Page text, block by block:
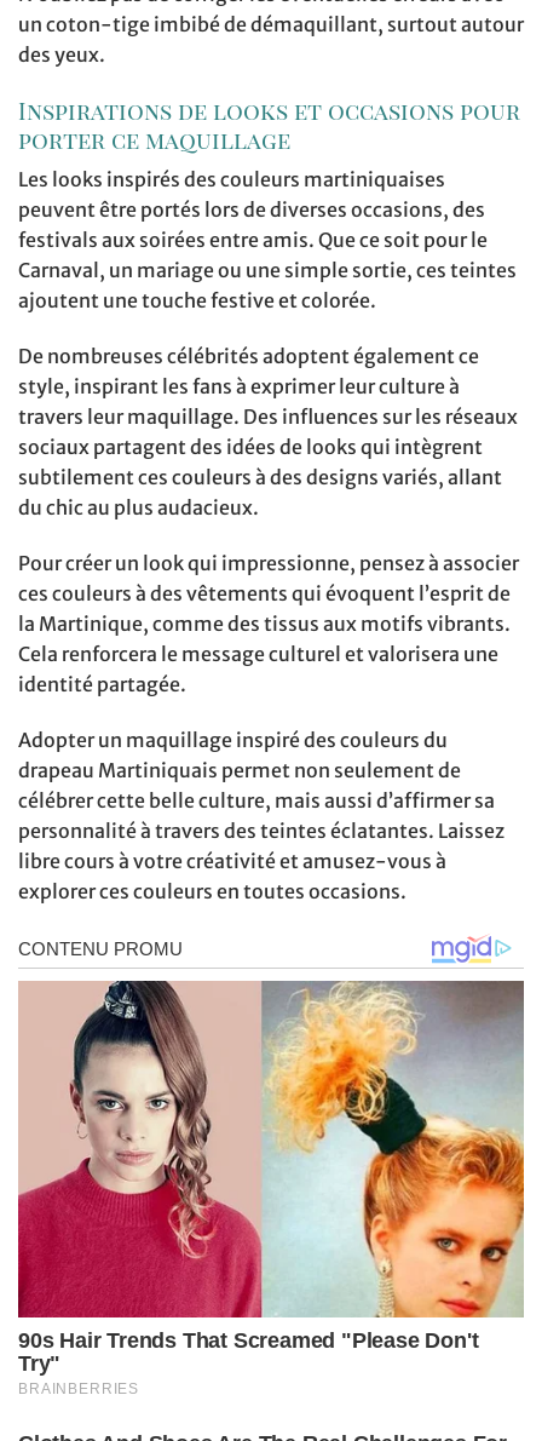
un coton-tige imbibé de démaquillant, surtout autour
des yeux.
Inspirations de looks et occasions pour
porter ce maquillage
Les looks inspirés des couleurs martiniquaises
peuvent être portés lors de diverses occasions, des
festivals aux soirées entre amis. Que ce soit pour le
Carnaval, un mariage ou une simple sortie, ces teintes
ajoutent une touche festive et colorée.
De nombreuses célébrités adoptent également ce
style, inspirant les fans à exprimer leur culture à
travers leur maquillage. Des influences sur les réseaux
sociaux partagent des idées de looks qui intègrent
subtilement ces couleurs à des designs variés, allant
du chic au plus audacieux.
Pour créer un look qui impressionne, pensez à associer
ces couleurs à des vêtements qui évoquent l’esprit de
la Martinique, comme des tissus aux motifs vibrants.
Cela renforcera le message culturel et valorisera une
identité partagée.
Adopter un maquillage inspiré des couleurs du
drapeau Martiniquais permet non seulement de
célébrer cette belle culture, mais aussi d’affirmer sa
personnalité à travers des teintes éclatantes. Laissez
libre cours à votre créativité et amusez-vous à
explorer ces couleurs en toutes occasions.